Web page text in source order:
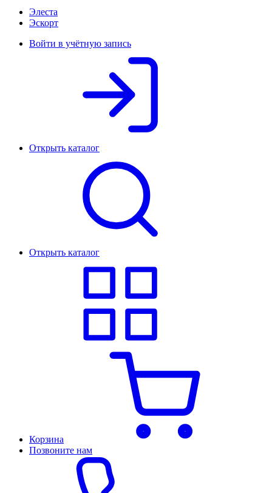
Элеста
Эскорт
Войти в учётную запись
Открыть каталог
Открыть каталог
Корзина
Позвоните нам